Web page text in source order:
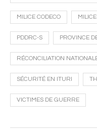
MILICE CODECO
PDDRC-S PROVINCE
RÉCONCILIATION
SÉCURITÉ EN ITURI
VICTIMES DE GUERRE